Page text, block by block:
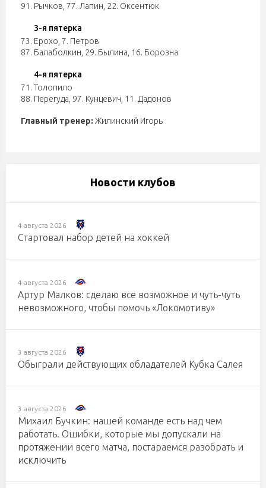
91. Рычков 77. Лапин 22. Оксентюк
3-я пятерка
73. Ерохо 7. Петров
87. Балаболкин 29. Былина 16. Борозна
4-я пятерка
71. Толопило
88. Перегуда 97. Кунцевич 11. Дадонов
Главный тренер: Жилинский Игорь
Новости клубов
4 августа 2026
Стартовал набор детей на хоккей
4 августа 2026
Артур Малков: сделаю все возможное и чуть-чуть
невозможного, чтобы помочь «Локомотиву»
3 августа 2026
Обыграли действующих обладателей Кубка Салея
3 августа 2026
Михаил Бучкин: нашей команде есть над чем
работать. Ошибки, которые мы допускали на
протяжении всего матча, постараемся разобрать и
исключить